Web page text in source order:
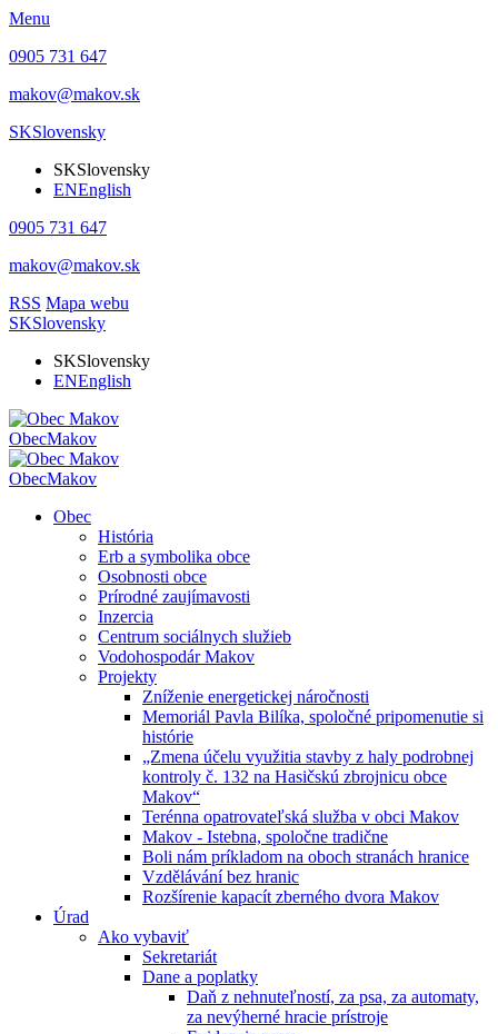
Menu
0905 731 647
makov@makov.sk
SKSlovensky
SKSlovensky
ENEnglish
0905 731 647
makov@makov.sk
RSS Mapa webu
SKSlovensky
SKSlovensky
ENEnglish
ObecMakov
ObecMakov
Obec
História
Erb a symbolika obce
Osobnosti obce
Prírodné zaujímavosti
Inzercia
Centrum sociálnych služieb
Vodohospodár Makov
Projekty
Zníženie energetickej náročnosti
Memoriál Pavla Bilíka, spoločné pripomenutie si
histórie
„Zmena účelu využitia stavby z haly podrobnej
kontroly č. 132 na Hasičskú zbrojnicu obce
Makov“
Terénna opatrovateľská služba v obci Makov
Makov - Istebna, spoločne tradične
Boli nám príkladom na oboch stranách hranice
Vzdělávání bez hranic
Rozšírenie kapacít zberného dvora Makov
Úrad
Ako vybaviť
Sekretariát
Dane a poplatky
Daň z nehnuteľností, za psa, za automaty,
za nevýherné hracie prístroje